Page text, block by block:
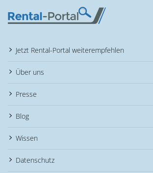
Jetzt Rental-Portal weiterempfehlen
Über uns
Presse
Blog
Wissen
Datenschutz